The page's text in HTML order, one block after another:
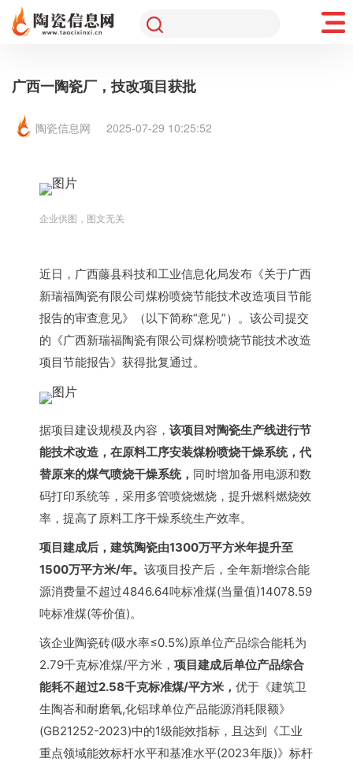
广西一陶瓷厂，技改项目获批
陶瓷信息网 2025-07-29 10:25:52
企业供图，图文无关
近日，广西藤县科技和工业信息化局发布《关于广西
新瑞福陶瓷有限公司煤粉喷烧节能技术改造项目节能
报告的审查意见》（以下简称“意见”）。该公司提交
的《广西新瑞福陶瓷有限公司煤粉喷烧节能技术改造
项目节能报告》获得批复通过。
据项目建设规模及内容， 该项目对陶瓷生产线进行节
能技术改造，在原料工序安装煤粉喷烧干燥系统，代
替原来的煤气喷烧干燥系统， 同时增加备用电源和数
码打印系统等，采用多管喷烧燃烧 ，提升燃料燃烧效
率，提高了原料工序干燥系统生产效率。
项目建成后，建筑陶瓷由1300万平方米年提升至
1500万平方米/年。 该项目投产后，全年新增综合能
源消费量不超过4846.64吨标准煤(当量值)14078.59
吨标准煤(等价值)。
该企业陶瓷砖(吸水率≤0.5%)原单位产品综合能耗为
2.79千克标准煤/平方米， 项目建成后单位产品综合
能耗不超过2.58千克标准煤/平方米， 优于《建筑卫
生陶峇和耐磨氧,化铝球单位产品能源消耗限额》
(GB21252-2023)中的1级能效指标，且达到《工业
重点领域能效标杆水平和基准水平(2023年版)》标杆